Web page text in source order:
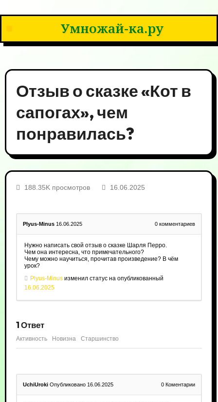
Умножай-ка.ру
Отзыв о сказке «Кот в
сапогах», чем
понравилась?
188.35K просмотров 16.06.2025
Plyus-Minus 16.06.2025 0 комментариев
Нужно написать свой отзыв о сказке Шарля Перро.
Чем она интересна, что примечательного?
Чему можно научиться, прочитав произведение? В чём
урок?
Plyus-Minusизменил статус на опубликованный
16.06.2025
1Ответ
Активность Новизна Старшинство
UchiUroki Опубликовано 16.06.2025 0 Коментарии